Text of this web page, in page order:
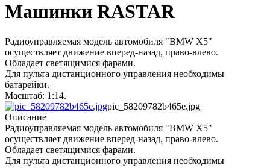
Машинки RASTAR
Радиоуправляемая модель автомобиля "BMW X5"
осуществляет движение вперед-назад, право-влево.
Обладает светящимися фарами.
Для пульта дистанционного управления необходимы
батарейки.
Масштаб: 1:14.
pic_58209782b465e.jpg
Описание
Радиоуправляемая модель автомобиля "BMW X5"
осуществляет движение вперед-назад, право-влево.
Обладает светящимися фарами.
Для пульта дистанционного управления необходимы